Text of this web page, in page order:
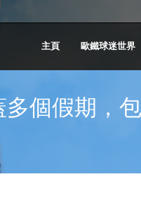
主頁 歐鐵球迷世界
個假期，